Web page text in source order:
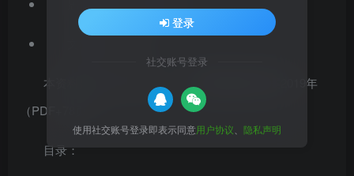
本资料是滨水生态艺术 住宅景观成果方案
2019年
（PDF+78页）
目录：
登录
社交账号登录
使用社交账号登录即表示同意用户协议 隐私声明